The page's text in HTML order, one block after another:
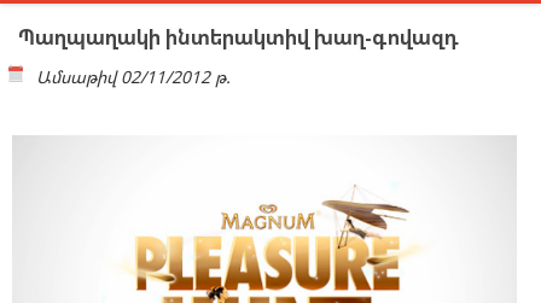
Պաղպաղակի ինտերակտիվ խաղ-գովազդ
Ամսաթիվ 02/11/2012 թ.